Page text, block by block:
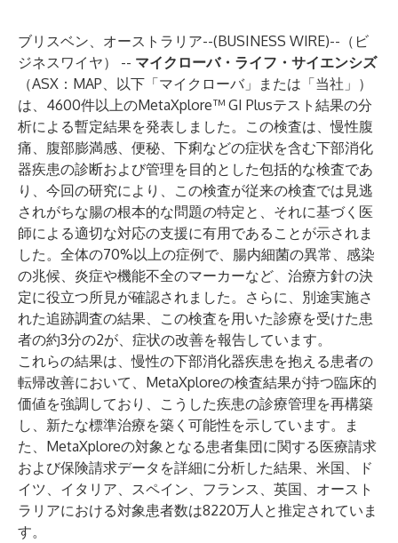
ブリスベン、オーストラリア--(BUSINESS WIRE)-- （ビ
ジネスワイヤ） -- マイクローバ・ライフ・サイエンシズ
（ASX：MAP、以下「マイクローバ」または「当社」）
は、4600件以上のMetaXplore™ GI Plusテスト結果の分
析による暫定結果を発表しました。この検査は、慢性腹
痛、腹部膨満感、便秘、下痢などの症状を含む下部消化
器疾患の診断および管理を目的とした包括的な検査であ
り、今回の研究により、この検査が従来の検査では見逃
されがちな腸の根本的な問題の特定と、それに基づく医
師による適切な対応の支援に有用であることが示されま
した。全体の70%以上の症例で、腸内細菌の異常、感染
の兆候、炎症や機能不全のマーカーなど、治療方針の決
定に役立つ所見が確認されました。さらに、別途実施さ
れた追跡調査の結果、この検査を用いた診療を受けた患
者の約3分の2が、症状の改善を報告しています。
これらの結果は、慢性の下部消化器疾患を抱える患者の
転帰改善において、MetaXploreの検査結果が持つ臨床的
価値を強調しており、こうした疾患の診療管理を再構築
し、新たな標準治療を築く可能性を示しています。ま
た、MetaXploreの対象となる患者集団に関する医療請求
および保険請求データを詳細に分析した結果、米国、ド
イツ、イタリア、スペイン、フランス、英国、オースト
ラリアにおける対象患者数は8220万人と推定されていま
す。